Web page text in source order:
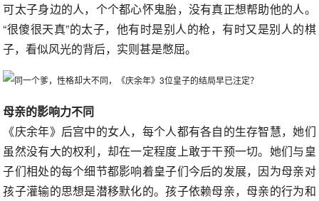
可太子身边的人，个个都心怀鬼胎，没有真正想帮助他的人。
“很傻很天真”的太子，他有时是别人的枪，有时又是别人的棋
子，看似风光的背后，实则甚是憋屈。
母亲的影响力不同
《庆余年》后宫中的女人，每个人都有各自的生存智慧，她们
虽然没有大的权利，却在一定程度上敢于干预一切。她们与皇
子们相处的每个细节都影响着皇子们今后的发展，因为母亲对
孩子灌输的思想是潜移默化的。孩子依赖母亲，母亲的行为和